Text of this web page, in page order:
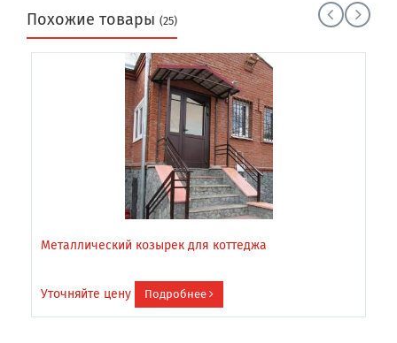
Похожие товары (25)
Металлический козырек для коттеджа
Уточняйте цену Подробнее